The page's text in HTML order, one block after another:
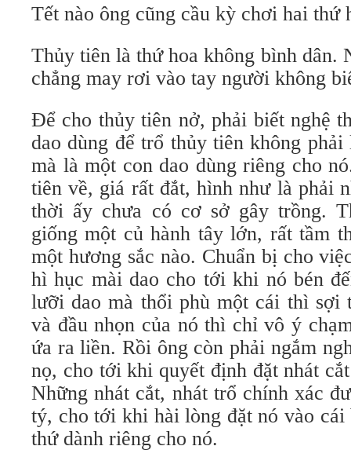
Tết nào ông cũng cầu kỳ chơi hai thứ
Thủy tiên là thứ hoa không bình dân.
chẳng may rơi vào tay người không
Ðể cho thủy tiên nở, phải biết nghệ
dao dùng để trổ thủy tiên không
mà là một con dao dùng riêng cho
tiên về, giá rất đắt, hình như là phải
thời ấy chưa có cơ sở gây trồng.
giống một củ hành tây lớn, rất tầm
một hương sắc nào. Chuẩn bị cho
hì hục mài dao cho tới khi nó bén
lưỡi dao mà thổi phù một cái thì sợi
và đầu nhọn của nó thì chỉ vô ý
ứa ra liền. Rồi ông còn phải ngắm
nọ, cho tới khi quyết định đặt nhát
Những nhát cắt, nhát trổ chính xác
tý, cho tới khi hài lòng đặt nó vào
thứ dành riêng cho nó.